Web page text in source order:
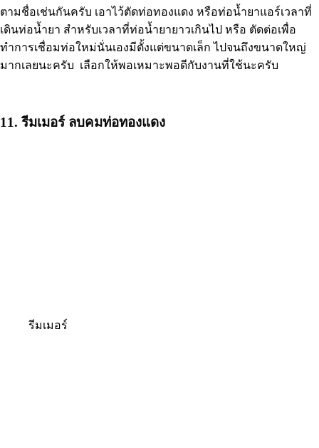
ตามชื่อเช่นกันครับ เอาไว้ตัดท่อทองแดง หรือท่อน้ำยาแอร์เวลาที่
เดินท่อน้ำยา สำหรับเวลาที่ท่อน้ำยายาวเกินไป หรือ ตัดต่อเพื่อ
ทำการเชื่อมท่อใหม่นั่นเองมีตั้งแต่ขนาดเล็ก ไปจนถึงขนาดใหญ่
มากเลยนะครับ เลือกให้พอเหมาะพอดีกับงานที่ใช้นะครับ
11. รีมเมอร์ ลบคมท่อทองแดง
รีมเมอร์